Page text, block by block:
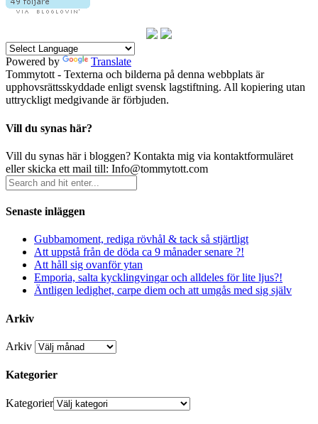
Powered by
Translate
Tommytott - Texterna och bilderna på denna webbplats är
upphovsrättsskyddade enligt svensk lagstiftning. All kopiering utan
uttryckligt medgivande är förbjuden.
Vill du synas här?
Vill du synas här i bloggen? Kontakta mig via kontaktformuläret
eller skicka ett mail till: Info@tommytott.com
Senaste inläggen
Gubbamoment, rediga rövhål & tack så stjärtligt
Att uppstå från de döda ca 9 månader senare ?!
Att håll sig ovanför ytan
Emporia, salta kycklingvingar och alldeles för lite ljus?!
Äntligen ledighet, carpe diem och att umgås med sig själv
Arkiv
Arkiv
Kategorier
Kategorier